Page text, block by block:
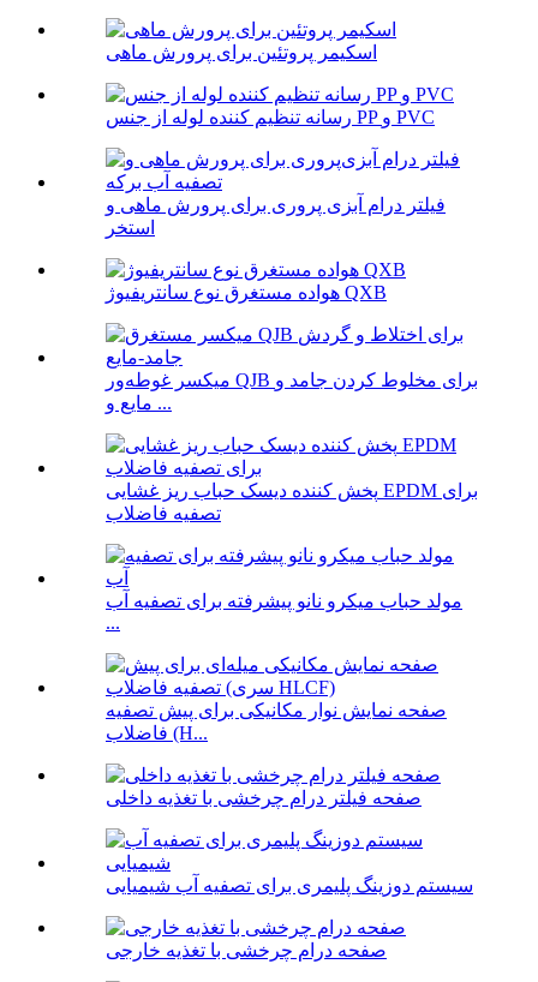
اسکیمر پروتئین برای پرورش ماهی
رسانه تنظیم کننده لوله از جنس PP و PVC
فیلتر درام آبزی پروری برای پرورش ماهی و
استخر
هواده مستغرق نوع سانتریفیوژ QXB
میکسر غوطه‌ور QJB برای مخلوط کردن جامد و
مایع و ...
پخش کننده دیسک حباب ریز غشایی EPDM برای
تصفیه فاضلاب
مولد حباب میکرو نانو پیشرفته برای تصفیه آب
...
صفحه نمایش نوار مکانیکی برای پیش تصفیه
فاضلاب (H...
صفحه فیلتر درام چرخشی با تغذیه داخلی
سیستم دوزینگ پلیمری برای تصفیه آب شیمیایی
صفحه درام چرخشی با تغذیه خارجی